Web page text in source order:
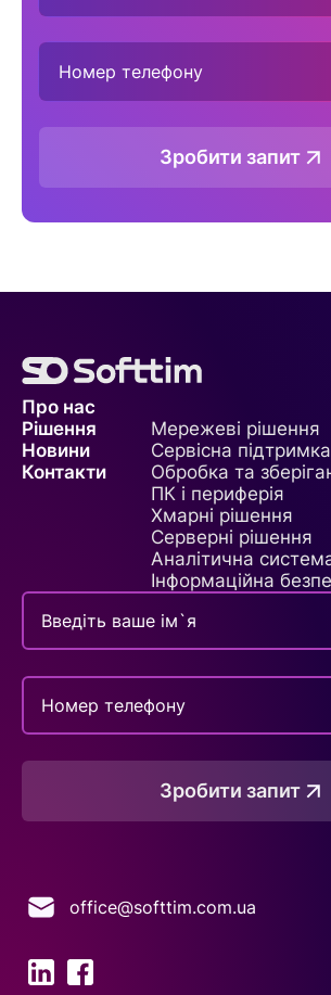
Зробити запит
Про нас
Рішення
Мережеві рішення
Сервісна підтримка
Обробка та
ПК і периферія
Хмарні рішення
Серверні рішення
Аналітична
Інформаційна
Новини
Контакти
Зробити запит
office@softtim.com.ua